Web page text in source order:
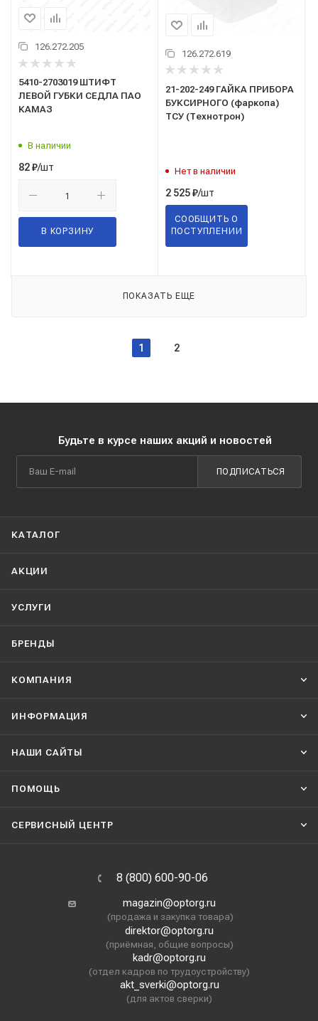
126.272.205
5410-2703019 ШТИФТ
ЛЕВОЙ ГУБКИ СЕДЛА ПАО
КАМАЗ
В наличии
82₽/шт
В КОРЗИНУ
126.272.619
21-202-249 ГАЙКА ПРИБОРА
БУКСИРНОГО (фаркопа)
ТСУ (Технотрон)
Нет в наличии
2 525₽/шт
СООБЩИТЬ О
ПОСТУПЛЕНИИ
ПОКАЗАТЬ ЕЩЕ
1 2
Будьте в курсе наших акций и новостей
ПОДПИСАТЬСЯ
КАТАЛОГ
АКЦИИ
УСЛУГИ
БРЕНДЫ
КОМПАНИЯ
ИНФОРМАЦИЯ
НАШИ CАЙТЫ
ПОМОЩЬ
СЕРВИСНЫЙ ЦЕНТР
8 (800) 600-90-06
magazin@optorg.ru
(продажа и закупка товара)
direktor@optorg.ru
(приёмная, общие вопросы)
kadr@optorg.ru
(отдел кадров по трудоустройству)
akt_sverki@optorg.ru
(для актов сверки)